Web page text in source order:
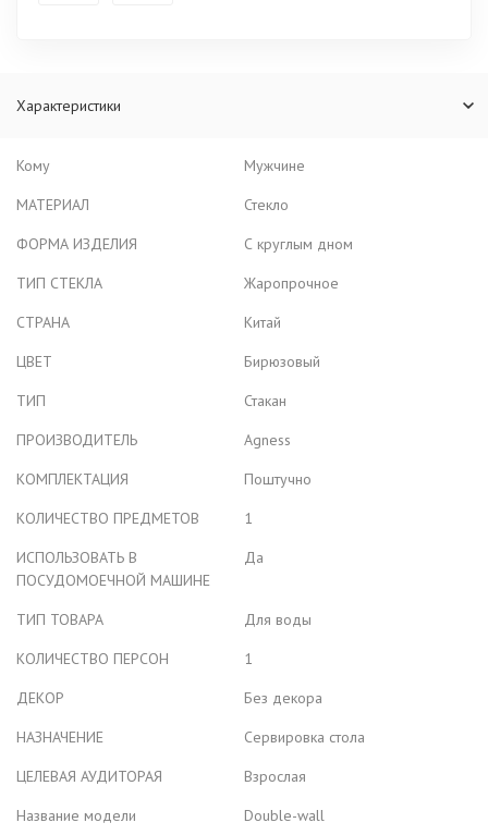
Характеристики
Кому
Мужчине
МАТЕРИАЛ
Стекло
ФОРМА ИЗДЕЛИЯ
С круглым дном
ТИП СТЕКЛА
Жаропрочное
СТРАНА
Китай
ЦВЕТ
Бирюзовый
ТИП
Стакан
ПРОИЗВОДИТЕЛЬ
Agness
КОМПЛЕКТАЦИЯ
Поштучно
КОЛИЧЕСТВО ПРЕДМЕТОВ
1
ИСПОЛЬЗОВАТЬ В
ПОСУДОМОЕЧНОЙ МАШИНЕ
Да
ТИП ТОВАРА
Для воды
КОЛИЧЕСТВО ПЕРСОН
1
ДЕКОР
Без декора
НАЗНАЧЕНИЕ
Сервировка стола
ЦЕЛЕВАЯ АУДИТОРАЯ
Взрослая
Название модели
Double-wall